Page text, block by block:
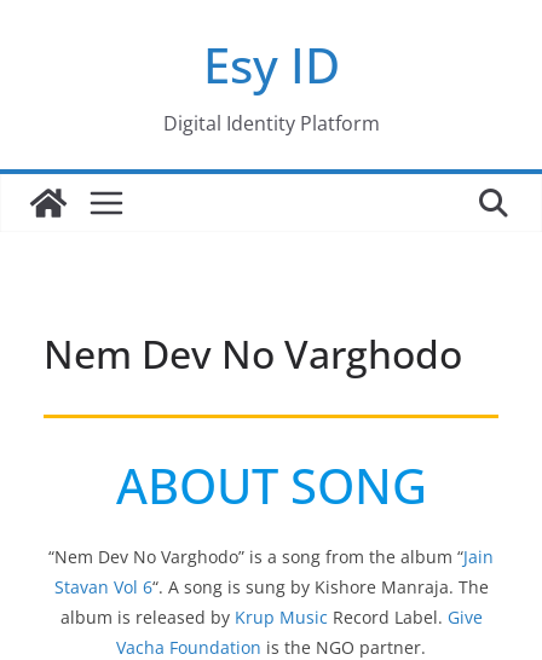
Esy ID
Digital Identity Platform
Nem Dev No Varghodo
ABOUT SONG
“Nem Dev No Varghodo” is a song from the album “Jain
Stavan Vol 6“. A song is sung by Kishore Manraja. The
album is released by Krup Music Record Label. Give
Vacha Foundation is the NGO partner.